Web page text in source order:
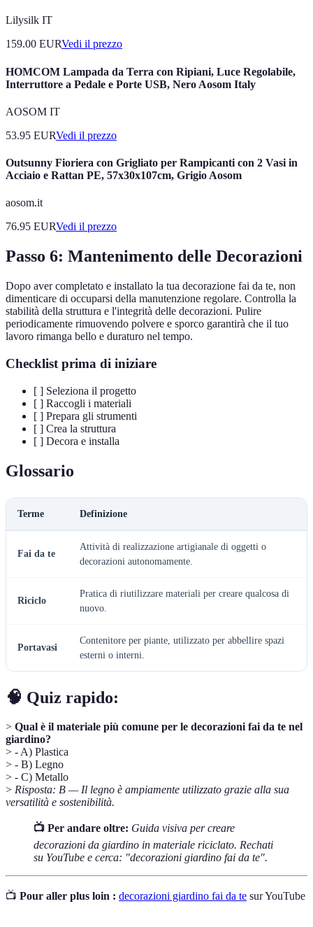
Lilysilk IT
159.00 EURVedi il prezzo
HOMCOM Lampada da Terra con Ripiani, Luce Regolabile,
Interruttore a Pedale e Porte USB, Nero Aosom Italy
AOSOM IT
53.95 EURVedi il prezzo
Outsunny Fioriera con Grigliato per Rampicanti con 2 Vasi in
Acciaio e Rattan PE, 57x30x107cm, Grigio Aosom
aosom.it
76.95 EURVedi il prezzo
Passo 6: Mantenimento delle Decorazioni
Dopo aver completato e installato la tua decorazione fai da te, non
dimenticare di occuparsi della manutenzione regolare. Controlla la
stabilità della struttura e l'integrità delle decorazioni. Pulire
periodicamente rimuovendo polvere e sporco garantirà che il tuo
lavoro rimanga bello e duraturo nel tempo.
Checklist prima di iniziare
[ ] Seleziona il progetto
[ ] Raccogli i materiali
[ ] Prepara gli strumenti
[ ] Crea la struttura
[ ] Decora e installa
Glossario
Terme Definizione
Fai da te
Attività di realizzazione artigianale di oggetti o
decorazioni autonomamente.
Riciclo
Pratica di riutilizzare materiali per creare qualcosa di
nuovo.
Portavasi
Contenitore per piante, utilizzato per abbellire spazi
esterni o interni.
🧠 Quiz rapido:
> Qual è il materiale più comune per le decorazioni fai da te nel
giardino?
> - A) Plastica
> - B) Legno
> - C) Metallo
> Risposta: B — Il legno è ampiamente utilizzato grazie alla sua
versatilità e sostenibilità.
📺 Per andare oltre: Guida visiva per creare
decorazioni da giardino in materiale riciclato. Rechati
su YouTube e cerca: "decorazioni giardino fai da te".
📺 Pour aller plus loin : decorazioni giardino fai da te sur YouTube